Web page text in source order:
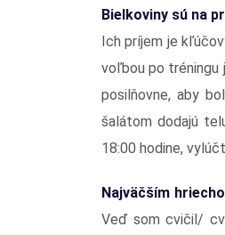
Bielkoviny sú na
Ich príjem je
voľbou po tréningu
posilňovne, aby
šalátom dodajú
18:00 hodine,
Najväčším
Veď som cvičil/